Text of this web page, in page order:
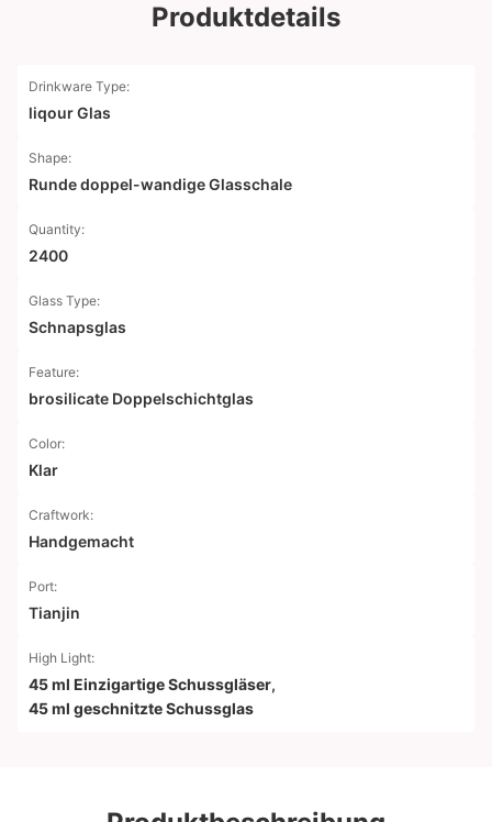
Produktdetails
Drinkware Type:
liqour Glas
Shape:
Runde doppel-wandige Glasschale
Quantity:
2400
Glass Type:
Schnapsglas
Feature:
brosilicate Doppelschichtglas
Color:
Klar
Craftwork:
Handgemacht
Port:
Tianjin
High Light:
45 ml Einzigartige Schussgläser,
45 ml geschnitzte Schussglas